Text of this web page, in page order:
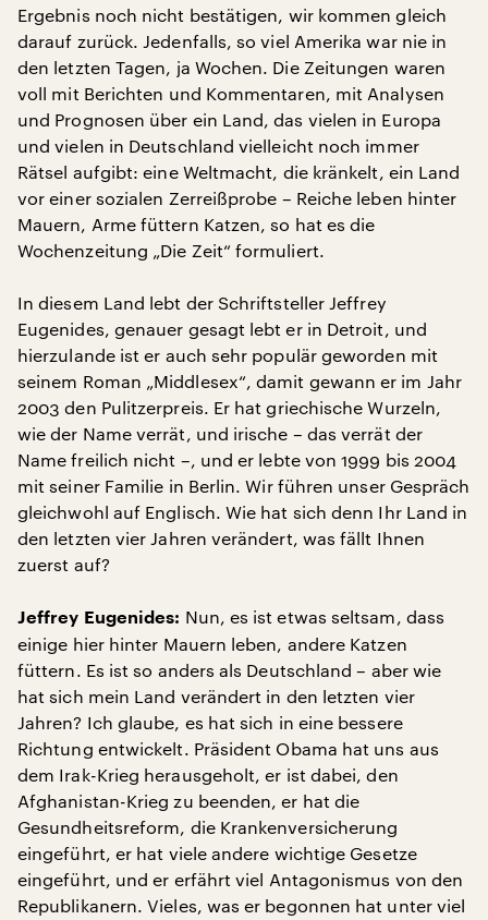
Ergebnis noch nicht bestätigen, wir kommen gleich
darauf zurück. Jedenfalls, so viel Amerika war nie in
den letzten Tagen, ja Wochen. Die Zeitungen waren
voll mit Berichten und Kommentaren, mit Analysen
und Prognosen über ein Land, das vielen in Europa
und vielen in Deutschland vielleicht noch immer
Rätsel aufgibt: eine Weltmacht, die kränkelt, ein Land
vor einer sozialen Zerreißprobe – Reiche leben hinter
Mauern, Arme füttern Katzen, so hat es die
Wochenzeitung „Die Zeit“ formuliert.
In diesem Land lebt der Schriftsteller Jeffrey
Eugenides, genauer gesagt lebt er in Detroit, und
hierzulande ist er auch sehr populär geworden mit
seinem Roman „Middlesex“, damit gewann er im Jahr
2003 den Pulitzerpreis. Er hat griechische Wurzeln,
wie der Name verrät, und irische – das verrät der
Name freilich nicht –, und er lebte von 1999 bis 2004
mit seiner Familie in Berlin. Wir führen unser Gespräch
gleichwohl auf Englisch. Wie hat sich denn Ihr Land in
den letzten vier Jahren verändert, was fällt Ihnen
zuerst auf?
Jeffrey Eugenides: Nun, es ist etwas seltsam, dass
einige hier hinter Mauern leben, andere Katzen
füttern. Es ist so anders als Deutschland – aber wie
hat sich mein Land verändert in den letzten vier
Jahren? Ich glaube, es hat sich in eine bessere
Richtung entwickelt. Präsident Obama hat uns aus
dem Irak-Krieg herausgeholt, er ist dabei, den
Afghanistan-Krieg zu beenden, er hat die
Gesundheitsreform, die Krankenversicherung
eingeführt, er hat viele andere wichtige Gesetze
eingeführt, und er erfährt viel Antagonismus von den
Republikanern. Vieles, was er begonnen hat unter viel